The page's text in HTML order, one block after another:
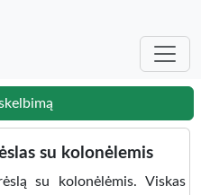
su kolonėlemis
su kolonėlėmis. Viskas